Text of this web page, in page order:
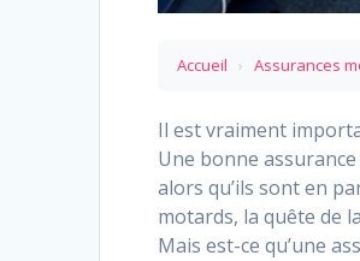
Accueil › Assurances
Il est vraiment
Une bonne
alors qu’ils sont en
motards, la quête de
Mais est-ce qu’une